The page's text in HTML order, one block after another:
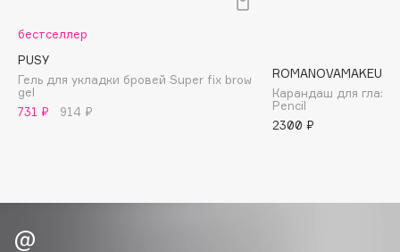
BOOMSHOP
BORK
Brunello Cucinelli
Bvlgari
бестселлер
PUSY
Гель для укладки бровей Super fix brow
gel
731 ₽
914 ₽
ROMANOVAMAKEUP
Карандаш для глаз
Pencil
2300 ₽